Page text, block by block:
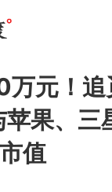
万元！
果、
值